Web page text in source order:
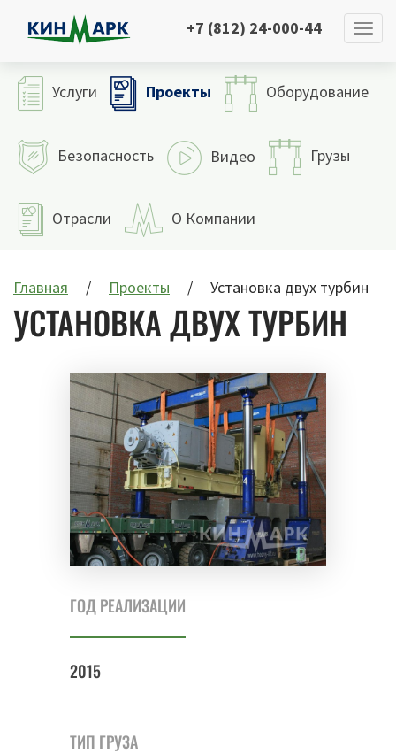
+7 (812) 24-000-44
Услуги Проекты Оборудование
Безопасность Видео Грузы
Отрасли О Компании
Главная Проекты Установка двух турбин
УСТАНОВКА ДВУХ ТУРБИН
ГОД РЕАЛИЗАЦИИ
2015
ТИП ГРУЗА